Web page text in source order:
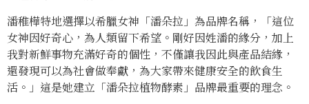
潘稚樺特地選擇以希臘女神「潘朵拉」為品牌名稱，「這位
女神因好奇心，為人類留下希望。剛好因姓潘的緣分，加上
我對新鮮事物充滿好奇的個性，不僅讓我因此與產品結緣，
還發現可以為社會做奉獻，為大家帶來健康安全的飲食生
活。」這是她建立「潘朵拉植物酵素」品牌最重要的理念。